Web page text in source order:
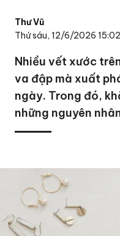
Thư Vũ
Thứ sáu, 12/6/2026
Nhiều vết xước
va đập mà xuất
ngày. Trong đó,
những nguyên